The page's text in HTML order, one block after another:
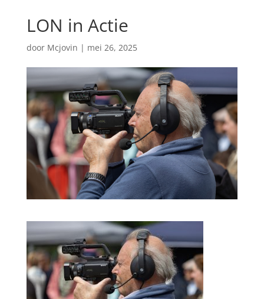
LON in Actie
door Mcjovin | mei 26, 2025